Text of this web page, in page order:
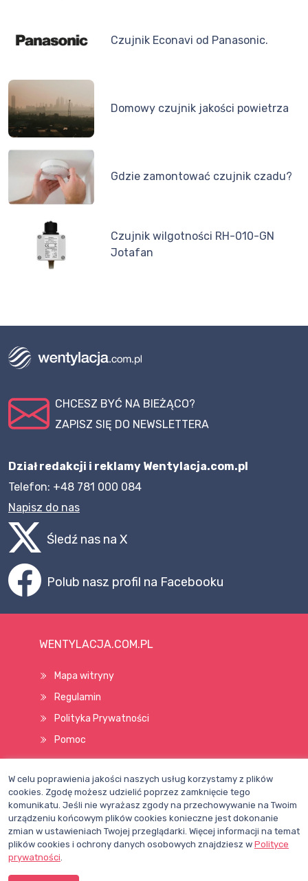
Czujnik Econavi od Panasonic.
Domowy czujnik jakości powietrza
Gdzie zamontować czujnik czadu?
Czujnik wilgotności RH-010-GN
Jotafan
CHCESZ BYĆ NA BIEŻĄCO?
ZAPISZ SIĘ DO NEWSLETTERA
Dział redakcji i reklamy Wentylacja.com.pl
Telefon: +48 781 000 084
Napisz do nas
Śledź nas na X
Polub nasz profil na Facebooku
WENTYLACJA.COM.PL
Mapa witryny
Regulamin
Polityka Prywatności
Pomoc
Wszelkie prawa zastrzeżone © 1998–2026
W celu poprawienia jakości naszych usług korzystamy z plików
cookies. Zgodę możesz udzielić poprzez zamknięcie tego
komunikatu. Jeśli nie wyrażasz zgody na przechowywanie na Twoim
urządzeniu końcowym plików cookies konieczne jest dokonanie
zmian w ustawieniach Twojej przeglądarki. Więcej informacji na temat
plików cookies i ochrony danych osobowych znajdziesz w Polityce
prywatności.